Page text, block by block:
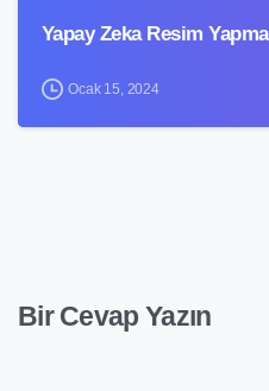
Yapay Zeka Resim
Ocak 15, 2024
Bir Cevap Yazın